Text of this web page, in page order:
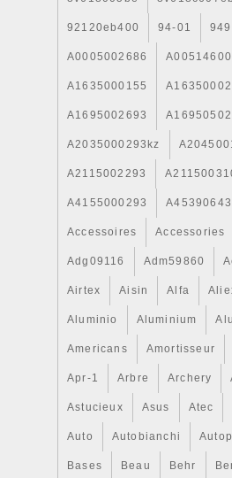
92120eb400 94-01
A0005002686 A00514600
A1635000155
A1695002693
A2035000293kz
A2115002293
A4155000293
Accessoires Accessories
Adg09116 Adm59860
Airtex Aisin Alfa
Aluminio Aluminium
Americans Amortisseur
Apr-1 Arbre Archery
Astucieux Asus Atec
Auto Autobianchi
Bases Beau Behr